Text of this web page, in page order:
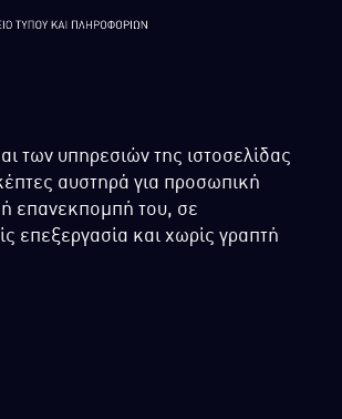
των υπηρεσιών της ιστοσελίδας
αυστηρά για προσωπική
επανεκπομπή του, σε
επεξεργασία και χωρίς γραπτή